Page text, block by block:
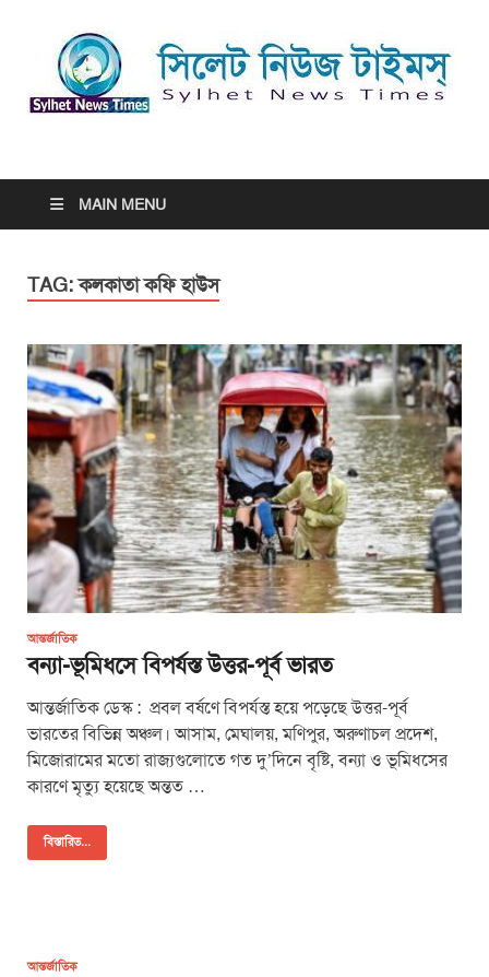
সিলেট নিউজ টাইমস্ | Sylhet
News Times
MAIN MENU
TAG:কলকাতা কফি হাউস
আন্তর্জাতিক
বন্যা-ভূমিধসে বিপর্যস্ত উত্তর-পূর্ব ভারত
আন্তর্জাতিক ডেস্ক : প্রবল বর্ষণে বিপর্যস্ত হয়ে পড়েছে উত্তর-পূর্ব
ভারতের বিভিন্ন অঞ্চল। আসাম, মেঘালয়, মণিপুর, অরুণাচল প্রদেশ,
মিজোরামের মতো রাজ্যগুলোতে গত দু’দিনে বৃষ্টি, বন্যা ও ভূমিধসের
কারণে মৃত্যু হয়েছে অন্তত …
বিস্তারিত...
আন্তর্জাতিক